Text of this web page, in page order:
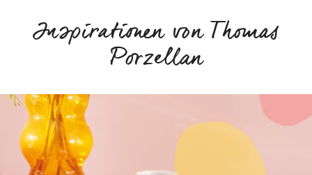
Inspirationen von Thomas
Porzellan